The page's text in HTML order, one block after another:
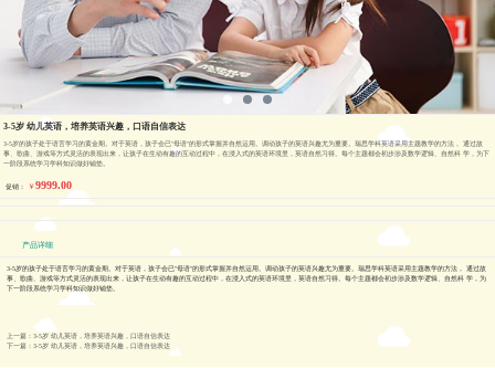
3-5岁 幼儿英语，培养英语兴趣，口语自信表达
3-5岁的孩子处于语言学习的黄金期。对于英语，孩子会已"母语"的形式掌握并自然运用。调动孩子的英语兴趣尤为重要。瑞思学科英语采用主题教学的方法， 通过故
事、歌曲、游戏等方式灵活的表现出来，让孩子在生动有趣的互动过程中，在浸入式的英语环境里，英语自然习得。每个主题都会初步涉及数学逻辑、自然科 学，为下
一阶段系统学习学科知识做好铺垫。
促销： ￥9999.00
产品详细
3-5岁的孩子处于语言学习的黄金期。对于英语，孩子会已"母语"的形式掌握并自然运用。调动孩子的英语兴趣尤为重要。瑞思学科英语采用主题教学的方法， 通过故
事、歌曲、游戏等方式灵活的表现出来，让孩子在生动有趣的互动过程中，在浸入式的英语环境里，英语自然习得。每个主题都会初步涉及数学逻辑、自然科 学，为
下一阶段系统学习学科知识做好铺垫。
上一篇：3-5岁 幼儿英语，培养英语兴趣，口语自信表达
下一篇：3-5岁 幼儿英语，培养英语兴趣，口语自信表达